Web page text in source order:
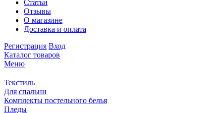
Статьи
Отзывы
О магазине
Доставка и оплата
Регистрация Вход
Каталог товаров
Меню
Текстиль
Для спальни
Комплекты постельного белья
Пледы